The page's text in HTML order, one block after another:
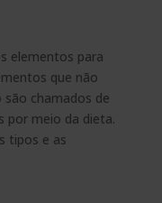
elementos para
que não
chamados de
por meio da dieta.
tipos e as